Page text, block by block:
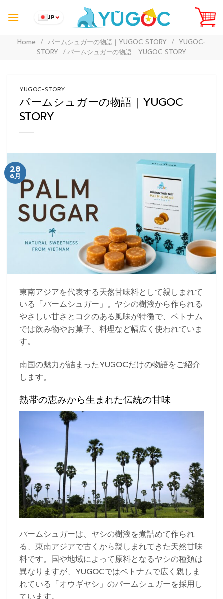
JP
Home / パームシュガーの物語｜YUGOC STORY / YUGOC-
STORY / パームシュガーの物語｜YUGOC STORY
YUGOC-STORY
パームシュガーの物語｜YUGOC
STORY
28
6月
東南アジアを代表する天然甘味料として親しまれて
いる「パームシュガー」。ヤシの樹液から作られる
やさしい甘さとコクのある風味が特徴で、ベトナム
では飲み物やお菓子、料理など幅広く使われていま
す。
南国の魅力が詰まったYUGOCだけの物語をご紹介
します。
熱帯の恵みから生まれた伝統の甘味
パームシュガーは、ヤシの樹液を煮詰めて作られ
る、東南アジアで古くから親しまれてきた天然甘味
料です。国や地域によって原料となるヤシの種類は
異なりますが、YUGOCではベトナムで広く親しま
れている「オウギヤシ」のパームシュガーを採用し